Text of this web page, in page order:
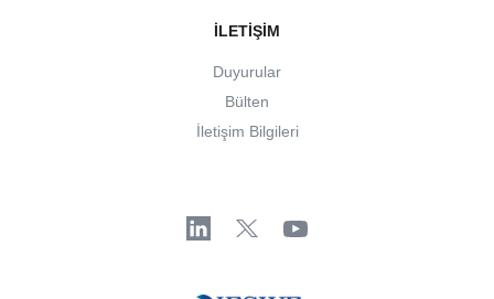
İLETIŞIM
Duyurular
Bülten
İletişim Bilgileri